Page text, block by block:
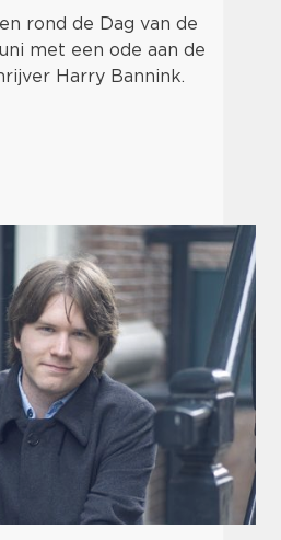
rond de Dag van de
met een ode aan de
Harry Bannink.